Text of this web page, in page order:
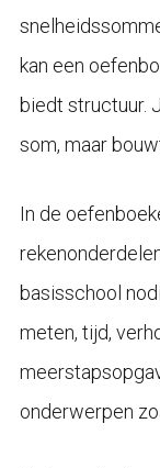
kan een
biedt structuur.
som, maar
In de
basisschool
meten, tijd,
onderwerpen